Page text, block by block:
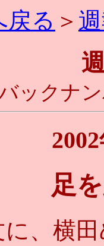
戻る ＞
ックナ
足
、横